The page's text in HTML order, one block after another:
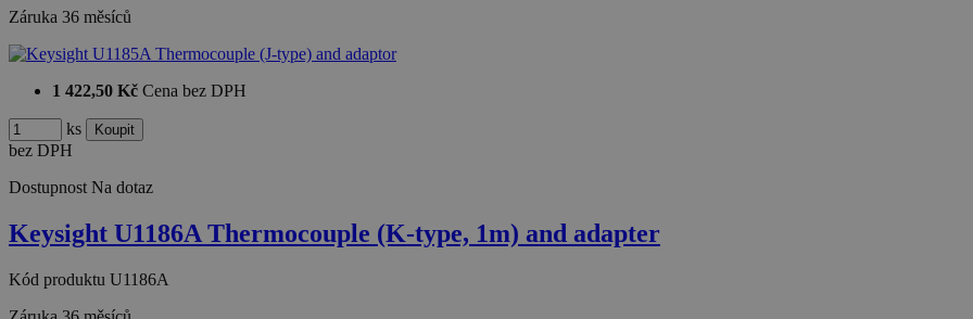
Záruka 36 měsíců
1 422,50 Kč Cena bez DPH
ks
bez DPH
Dostupnost Na dotaz
Keysight U1186A Thermocouple (K-type, 1m) and adapter
Kód produktu U1186A